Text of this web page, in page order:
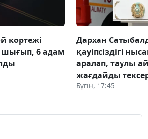
кортежі
шығып, 6 адам
Дархан
қауіпсіздігі
аралап, таулы
жағдайды
Бүгін, 17:45